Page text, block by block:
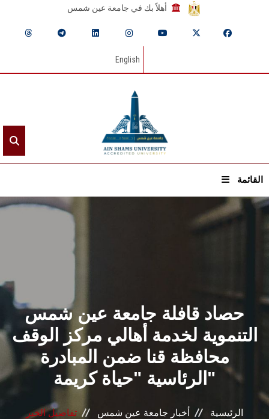
أهلاً بك في جامعة عين شمس
English
القائمة
القطاعـات
الشئون الأكاديمية
البحث العلمي
الرعاية الصحية
المراكز والوحدات
حصاد قافلة جامعة عين شمس
التنموية لخدمة أهالي مركز الوقف
محافظة قنا ضمن المبادرة
الرئاسية "حياة كريمة"
الرئيسية أخبار جامعة عين شمس تفاصيل الخبر